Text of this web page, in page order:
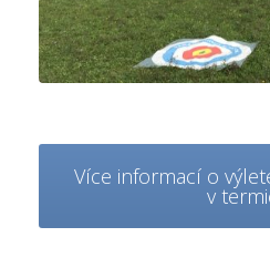
Více informací o
v